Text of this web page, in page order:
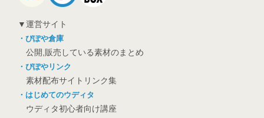
▼運営サイト
・ぴぽや倉庫
公開,販売している素材のまとめ
・ぴぽやリンク
素材配布サイトリンク集
・はじめてのウディタ
ウディタ初心者向け講座